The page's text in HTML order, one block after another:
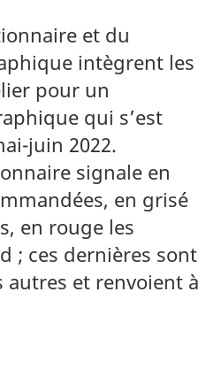
et du
intègrent les
pour un
qui s’est
juin 2022.
signale en
en grisé
en rouge les
; ces dernières sont
autres et renvoient à